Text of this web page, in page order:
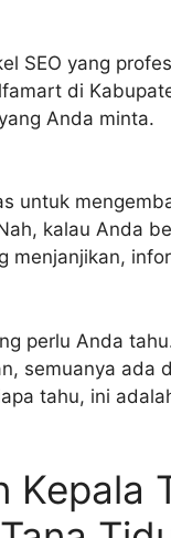
SEO yang
di
Anda minta.
untuk
kalau Anda
menjanjikan,
perlu Anda
semuanya ada
tahu, ini
Kepala